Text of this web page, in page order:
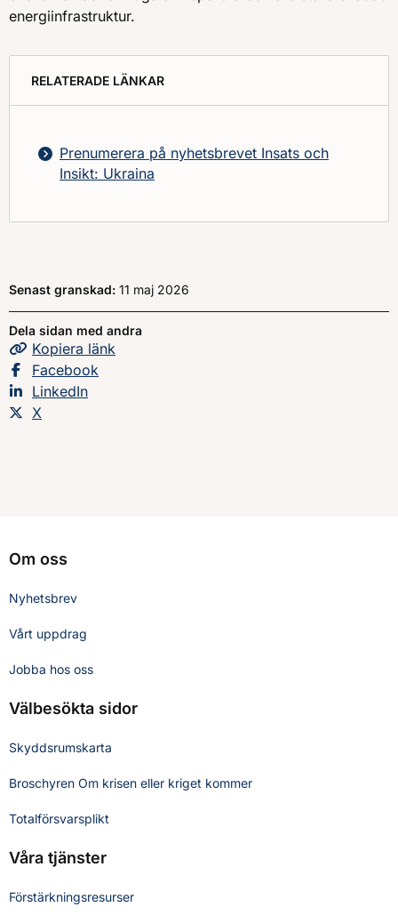
energiinfrastruktur.
RELATERADE LÄNKAR
Prenumerera på nyhetsbrevet Insats och
Insikt: Ukraina
Senast granskad: 11 maj 2026
Dela sidan med andra
Kopiera sidans
länk
Dela sidan på
Facebook
Dela sidan på
LinkedIn
Dela sidan på
X
Om oss
Nyhetsbrev
Vårt uppdrag
Jobba hos oss
Välbesökta sidor
Skyddsrumskarta
Broschyren Om krisen eller kriget kommer
Totalförsvarsplikt
Våra tjänster
Förstärkningsresurser